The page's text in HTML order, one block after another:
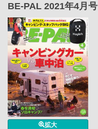
BE-PAL 2021年4月号
拡大